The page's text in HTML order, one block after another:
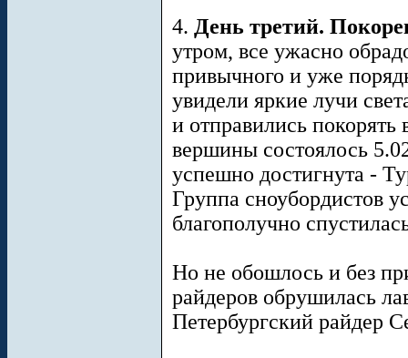
4. День третий.
утром, все ужасно
привычного и уже
увидели яркие лучи
и отправились
вершины состоялось
успешно достигнута -
Группа сноубордистов
благополучно
Но не обошлось и без
райдеров обрушилась
Петербургский райдер